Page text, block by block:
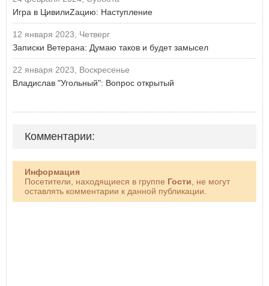
Игра в ЦивилиZацию: Наступление
12 января 2023, Четверг
Записки Ветерана: Думаю таков и будет замысел
22 января 2023, Воскресенье
Владислав "Угольный": Вопрос открытый
Комментарии:
Информация
Посетители, находящиеся в группе Гости , не могут
оставлять комментарии к данной публикации.